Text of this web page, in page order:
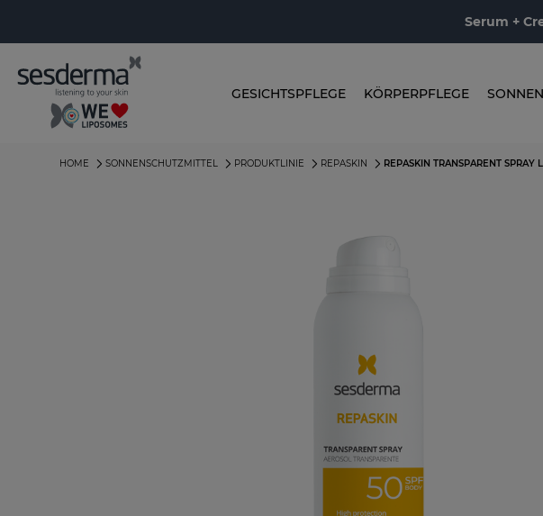
Serum +
GESICHTSPFLEGE KÖRPERPFLEGE
HOME SONNENSCHUTZMITTEL PRODUKTLINIE REPASKIN REPASKIN TRANSPARENT SPRAY